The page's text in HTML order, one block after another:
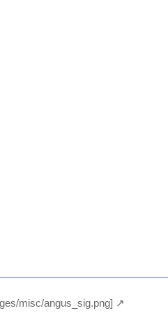
misc/angus_sig.png]